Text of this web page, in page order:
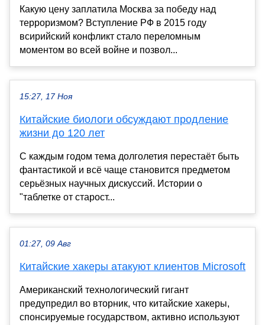
Какую цену заплатила Москва за победу над
терроризмом? Вступление РФ в 2015 году
всирийский конфликт стало переломным
моментом во всей войне и позвол...
15:27, 17 Ноя
Китайские биологи обсуждают продление
жизни до 120 лет
С каждым годом тема долголетия перестаёт быть
фантастикой и всё чаще становится предметом
серьёзных научных дискуссий. Истории о
"таблетке от старост...
01:27, 09 Авг
Китайские хакеры атакуют клиентов Microsoft
Американский технологический гигант
предупредил во вторник, что китайские хакеры,
спонсируемые государством, активно используют